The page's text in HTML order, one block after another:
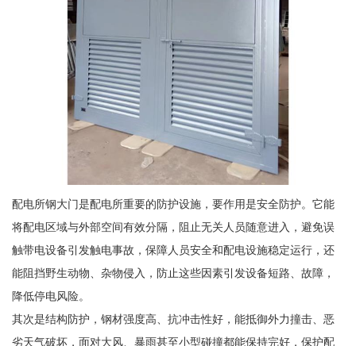
配电所钢大门是配电所重要的防护设施，要作用是安全防护。它能
将配电区域与外部空间有效分隔，阻止无关人员随意进入，避免误
触带电设备引发触电事故，保障人员安全和配电设施稳定运行，还
能阻挡野生动物、杂物侵入，防止这些因素引发设备短路、故障，
降低停电风险。
其次是结构防护，钢材强度高、抗冲击性好，能抵御外力撞击、恶
劣天气破坏，面对大风、暴雨甚至小型碰撞都能保持完好，保护配